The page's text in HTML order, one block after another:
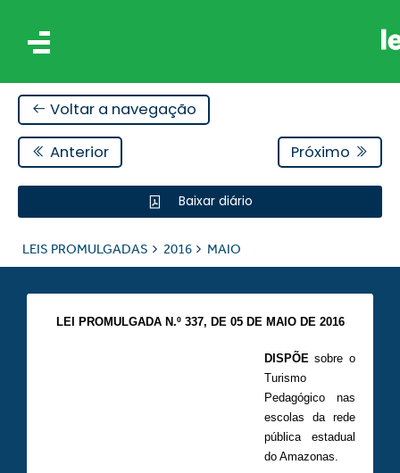
Voltar a navegação
Anterior Próximo
Baixar diário
LEIS PROMULGADAS 2016 MAIO
LEI PROMULGADA N.º 337, DE 05 DE MAIO DE 2016
DISPÕEsobre o
Turismo
Pedagógico nas
escolas da rede
pública estadual
do Amazonas.